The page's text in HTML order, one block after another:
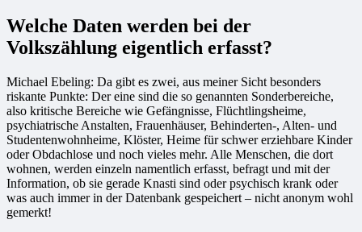
Welche Daten werden bei der
Volkszählung eigentlich erfasst?
Michael Ebeling: Da gibt es zwei, aus meiner Sicht besonders
riskante Punkte: Der eine sind die so genannten Sonderbereiche,
also kritische Bereiche wie Gefängnisse, Flüchtlingsheime,
psychiatrische Anstalten, Frauenhäuser, Behinderten-, Alten- und
Studentenwohnheime, Klöster, Heime für schwer erziehbare Kinder
oder Obdachlose und noch vieles mehr. Alle Menschen, die dort
wohnen, werden einzeln namentlich erfasst, befragt und mit der
Information, ob sie gerade Knasti sind oder psychisch krank oder
was auch immer in der Datenbank gespeichert – nicht anonym wohl
gemerkt!